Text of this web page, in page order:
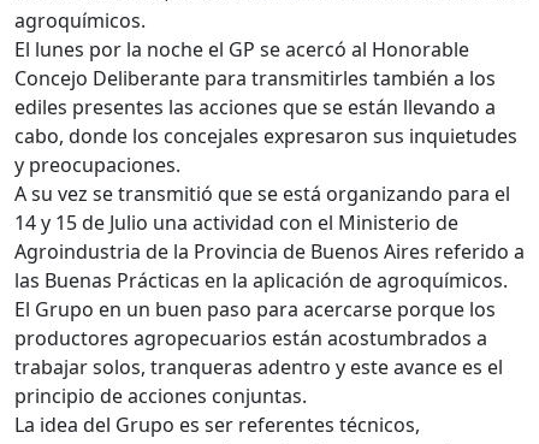
agroquímicos.
El lunes por la noche el GP se acercó al Honorable
Concejo Deliberante para transmitirles también a los
ediles presentes las acciones que se están llevando a
cabo, donde los concejales expresaron sus inquietudes
y preocupaciones.
A su vez se transmitió que se está organizando para el
14 y 15 de Julio una actividad con el Ministerio de
Agroindustria de la Provincia de Buenos Aires referido a
las Buenas Prácticas en la aplicación de agroquímicos.
El Grupo en un buen paso para acercarse porque los
productores agropecuarios están acostumbrados a
trabajar solos, tranqueras adentro y este avance es el
principio de acciones conjuntas.
La idea del Grupo es ser referentes técnicos,